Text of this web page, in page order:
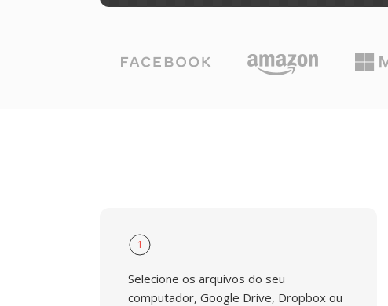
1
Selecione os arquivos do seu
computador, Google Drive, Dropbox ou